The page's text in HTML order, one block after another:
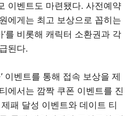
이벤트도 마련됐다. 사전예약
에게는 최고 보상으로 꼽히는
’를 비롯해 캐릭터 소환권과 각
된다.
이벤트를 통해 접속 보상을 제
에서는 깜짝 쿠폰 이벤트를 진
패 달성 이벤트와 데이트 티